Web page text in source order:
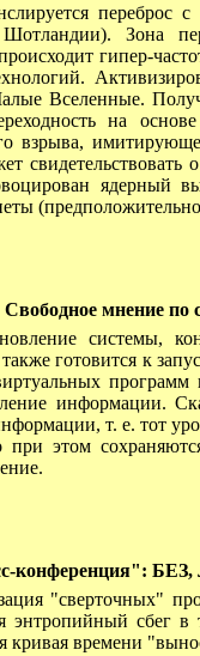
переброс с
Шотландии). Зона
гипер-
Вселенные.
на
взрыва,
свидетельствовать
ядерный
Свободное мнение по
системы,
готовится к
программ
информации.
т. е. тот
при этом
конференция":
"сверточных"
энтропийный сбег
кривая времени